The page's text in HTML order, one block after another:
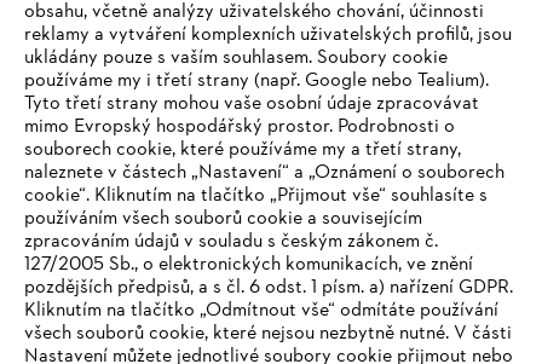
IHR BROWSER WIRD NICHT
UNTERSTÜTZT
obsahu, včetně analýzy uživatelského chování, účinnosti
reklamy a vytváření komplexních uživatelských profilů, jsou
ukládány pouze s vaším souhlasem. Soubory cookie
používáme my i třetí strany (např. Google nebo Tealium).
Tyto třetí strany mohou vaše osobní údaje zpracovávat
mimo Evropský hospodářský prostor. Podrobnosti o
souborech cookie, které používáme my a třetí strany,
naleznete v částech „Nastavení“ a „Oznámení o souborech
cookie“. Kliknutím na tlačítko „Přijmout vše“ souhlasíte s
používáním všech souborů cookie a souvisejícím
zpracováním údajů v souladu s českým zákonem č.
127/2005 Sb., o elektronických komunikacích, ve znění
pozdějších předpisů, a s čl. 6 odst. 1 písm. a) nařízení GDPR.
Kliknutím na tlačítko „Odmítnout vše“ odmítáte používání
všech souborů cookie, které nejsou nezbytně nutné. V části
Nastavení můžete jednotlivé soubory cookie přijmout nebo